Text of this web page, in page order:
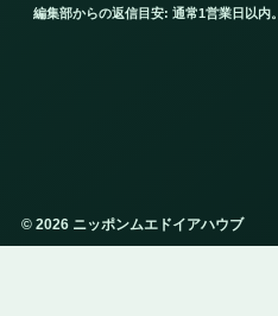
編集部からの返信目安: 通常1営業日以内。
© 2026 ニッポンムエドイアハウブ